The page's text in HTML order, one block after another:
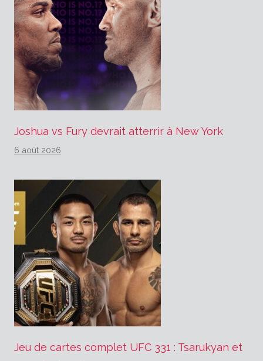
Joshua vs Fury devrait atterrir à New York
6 août 2026
Jeu de cartes complet UFC 331 : Tsarukyan et